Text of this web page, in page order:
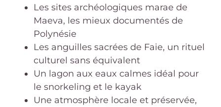
Les sites archéologiques marae de
Maeva, les mieux documentés de
Polynésie
Les anguilles sacrées de Faie, un rituel
culturel sans équivalent
Un lagon aux eaux calmes idéal pour
le snorkeling et le kayak
Une atmosphère locale et préservée,